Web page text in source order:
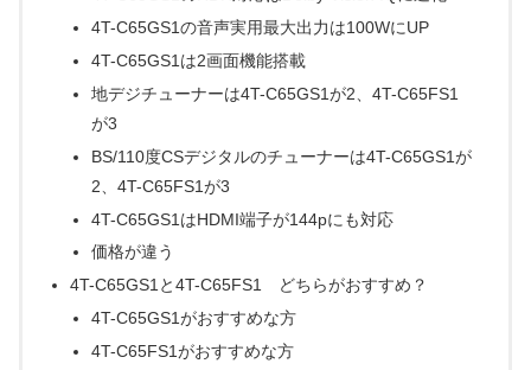
4T-C65GS1の音声実用最大出力は100WにUP
4T-C65GS1は2画面機能搭載
地デジチューナーは4T-C65GS1が2、4T-C65FS1
が3
BS/110度CSデジタルのチューナーは4T-C65GS1が
2、4T-C65FS1が3
4T-C65GS1はHDMI端子が144pにも対応
価格が違う
4T-C65GS1と4T-C65FS1 どちらがおすすめ？
4T-C65GS1がおすすめな方
4T-C65FS1がおすすめな方